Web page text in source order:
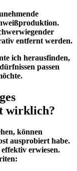
entfernt werden.
ich herausfinden,
passen
wirklich?
können
‌ausprobiert‌ habe.
erwiesen.